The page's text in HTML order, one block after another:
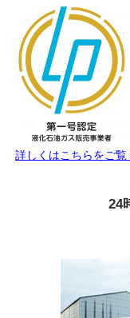
詳しくはこちらをご覧
24